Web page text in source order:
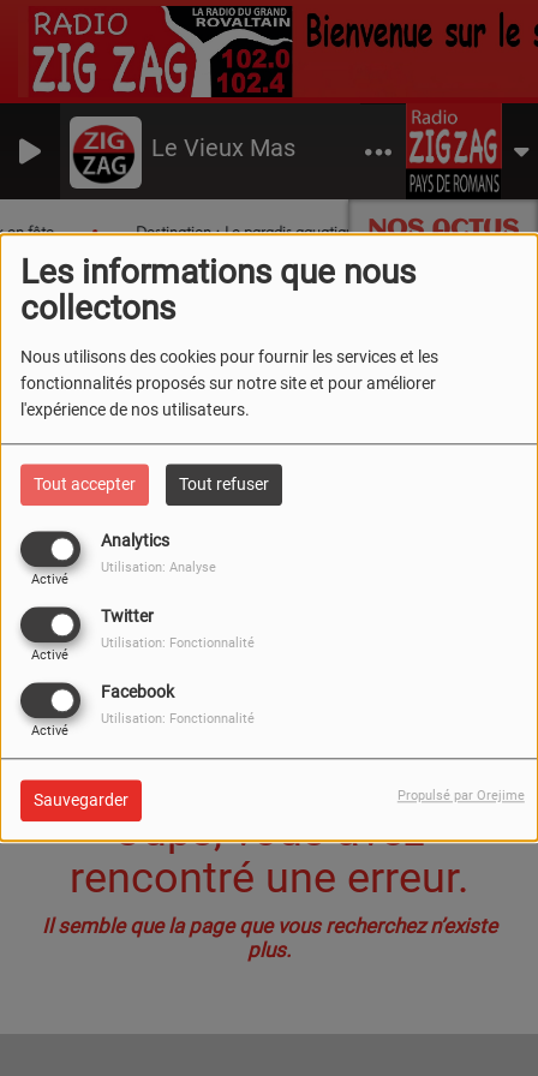
Les informations que nous
collectons
Nous utilisons des cookies pour fournir les services et les
fonctionnalités proposés sur notre site et pour améliorer
l'expérience de nos utilisateurs.
Tout accepter Tout refuser
Analytics
Activé
Utilisation: Analyse
Twitter
Activé
Utilisation: Fonctionnalité
Facebook
Activé
Utilisation: Fonctionnalité
Sauvegarder Propulsé par Orejime
Le Vieux Mas
NOS ACTUS
en fête Destination : Le paradis aquatique du Sud Drôme !
Oups, vous avez
rencontré une erreur.
Il semble que la page que vous recherchez n’existe
plus.